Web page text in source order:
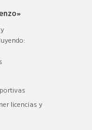
licencias y